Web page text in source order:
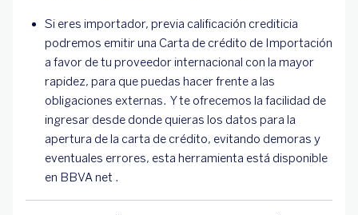
Si eres importador, previa calificación crediticia
podremos emitir una Carta de crédito de Importación
a favor de tu proveedor internacional con la mayor
rapidez, para que puedas hacer frente a las
obligaciones externas. Y te ofrecemos la facilidad de
ingresar desde donde quieras los datos para la
apertura de la carta de crédito, evitando demoras y
eventuales errores, esta herramienta está disponible
en BBVA net .